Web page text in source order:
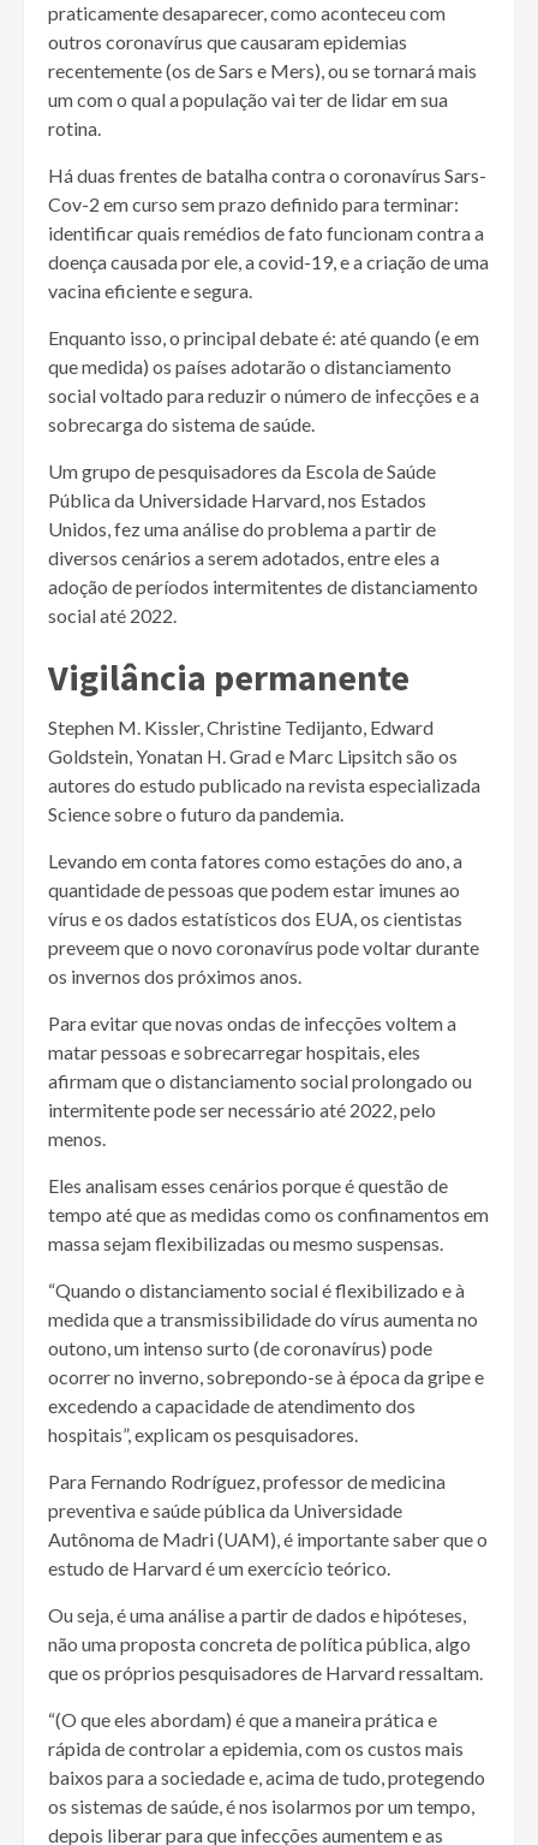
praticamente desaparecer, como aconteceu com
outros coronavírus que causaram epidemias
recentemente (os de Sars e Mers), ou se tornará mais
um com o qual a população vai ter de lidar em sua
rotina.
Há duas frentes de batalha contra o coronavírus Sars-
Cov-2 em curso sem prazo definido para terminar:
identificar quais remédios de fato funcionam contra a
doença causada por ele, a covid-19, e a criação de uma
vacina eficiente e segura.
Enquanto isso, o principal debate é: até quando (e em
que medida) os países adotarão o distanciamento
social voltado para reduzir o número de infecções e a
sobrecarga do sistema de saúde.
Um grupo de pesquisadores da Escola de Saúde
Pública da Universidade Harvard, nos Estados
Unidos, fez uma análise do problema a partir de
diversos cenários a serem adotados, entre eles a
adoção de períodos intermitentes de distanciamento
social até 2022.
Vigilância permanente
Stephen M. Kissler, Christine Tedijanto, Edward
Goldstein, Yonatan H. Grad e Marc Lipsitch são os
autores do estudo publicado na revista especializada
Science sobre o futuro da pandemia.
Levando em conta fatores como estações do ano, a
quantidade de pessoas que podem estar imunes ao
vírus e os dados estatísticos dos EUA, os cientistas
preveem que o novo coronavírus pode voltar durante
os invernos dos próximos anos.
Para evitar que novas ondas de infecções voltem a
matar pessoas e sobrecarregar hospitais, eles
afirmam que o distanciamento social prolongado ou
intermitente pode ser necessário até 2022, pelo
menos.
Eles analisam esses cenários porque é questão de
tempo até que as medidas como os confinamentos em
massa sejam flexibilizadas ou mesmo suspensas.
“Quando o distanciamento social é flexibilizado e à
medida que a transmissibilidade do vírus aumenta no
outono, um intenso surto (de coronavírus) pode
ocorrer no inverno, sobrepondo-se à época da gripe e
excedendo a capacidade de atendimento dos
hospitais”, explicam os pesquisadores.
Para Fernando Rodríguez, professor de medicina
preventiva e saúde pública da Universidade
Autônoma de Madri (UAM), é importante saber que o
estudo de Harvard é um exercício teórico.
Ou seja, é uma análise a partir de dados e hipóteses,
não uma proposta concreta de política pública, algo
que os próprios pesquisadores de Harvard ressaltam.
“(O que eles abordam) é que a maneira prática e
rápida de controlar a epidemia, com os custos mais
baixos para a sociedade e, acima de tudo, protegendo
os sistemas de saúde, é nos isolarmos por um tempo,
depois liberar para que infecções aumentem e as